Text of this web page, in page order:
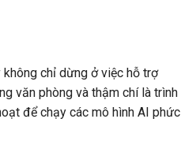
không chỉ dừng ở việc hỗ trợ
văn phòng và thậm chí là trình
để chạy các mô hình AI phức